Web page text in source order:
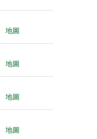
地圖
地圖
地圖
地圖